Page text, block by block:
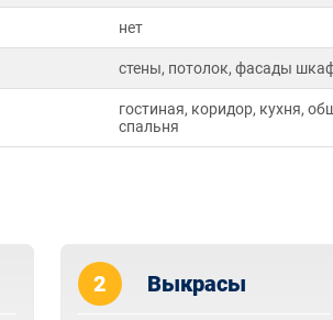
нет
стены, потолок, фасады
гостиная, коридор, кухня,
спальня
2 Выкрасы